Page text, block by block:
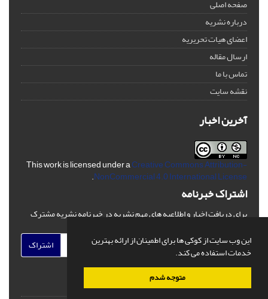
این وب سایت از کوکی ها برای اطمینان از ارائه بهترین
خدمات استفاده می کند.
متوجه شدم
صفحه اصلی
درباره نشریه
اعضای هیات تحریریه
ارسال مقاله
تماس با ما
نقشه سایت
آخرین اخبار
This work is licensed under aCreative Commons Attribution-
NonCommercial 4.0 International License
.
اشتراک خبرنامه
برای دریافت اخبار و اطلاعیه های مهم نشریه در خبرنامه نشریه مشترک
اشتراک